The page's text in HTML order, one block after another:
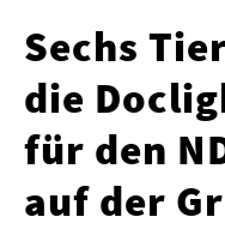
Sechs
die
für den
auf der